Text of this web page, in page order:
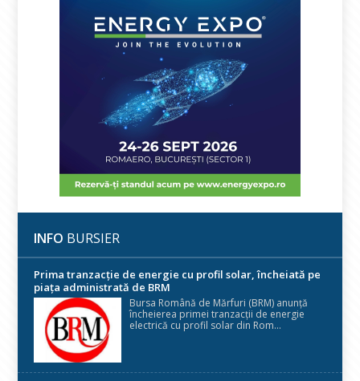
INFO BURSIER
Prima tranzacție de energie cu profil solar, încheiată pe
piața administrată de BRM
Bursa Română de Mărfuri (BRM) anunță
încheierea primei tranzacții de energie
electrică cu profil solar din Rom...